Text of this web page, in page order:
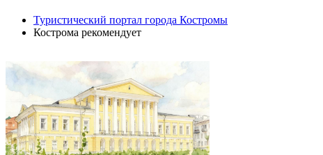
Туристический портал города Костромы
Кострома рекомендует